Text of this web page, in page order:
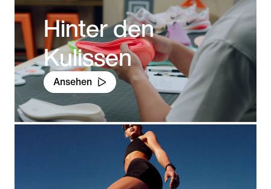
Hinter den
Kulissen
Ansehen